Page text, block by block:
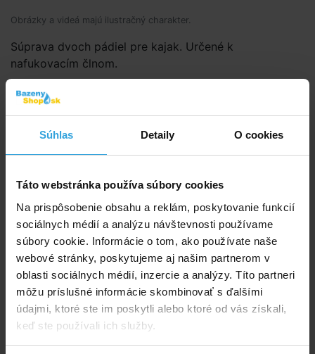
Súhlas Detaily O cookies
Táto webstránka používa súbory cookies
Na prispôsobenie obsahu a reklám, poskytovanie funkcií
sociálnych médií a analýzu návštevnosti používame
súbory cookie. Informácie o tom, ako používate naše
webové stránky, poskytujeme aj našim partnerom v
oblasti sociálnych médií, inzercie a analýzy. Títo partneri
môžu príslušné informácie skombinovať s ďalšími
údajmi, ktoré ste im poskytli alebo ktoré od vás získali,
keď ste používali ich služby.
Obrázky a videá majú ilustračný charakter.
Súprava dvoch pádiel pre kajak. Určené k
nafukovacím člnom.
Kód produktu:
Značka:
Spýtajte sa predavača
Podrobný popis
Podrobný popis
Kvalitné pádla pre kajak. Určené pre nafukovacie člny
a vodné plavidlá.